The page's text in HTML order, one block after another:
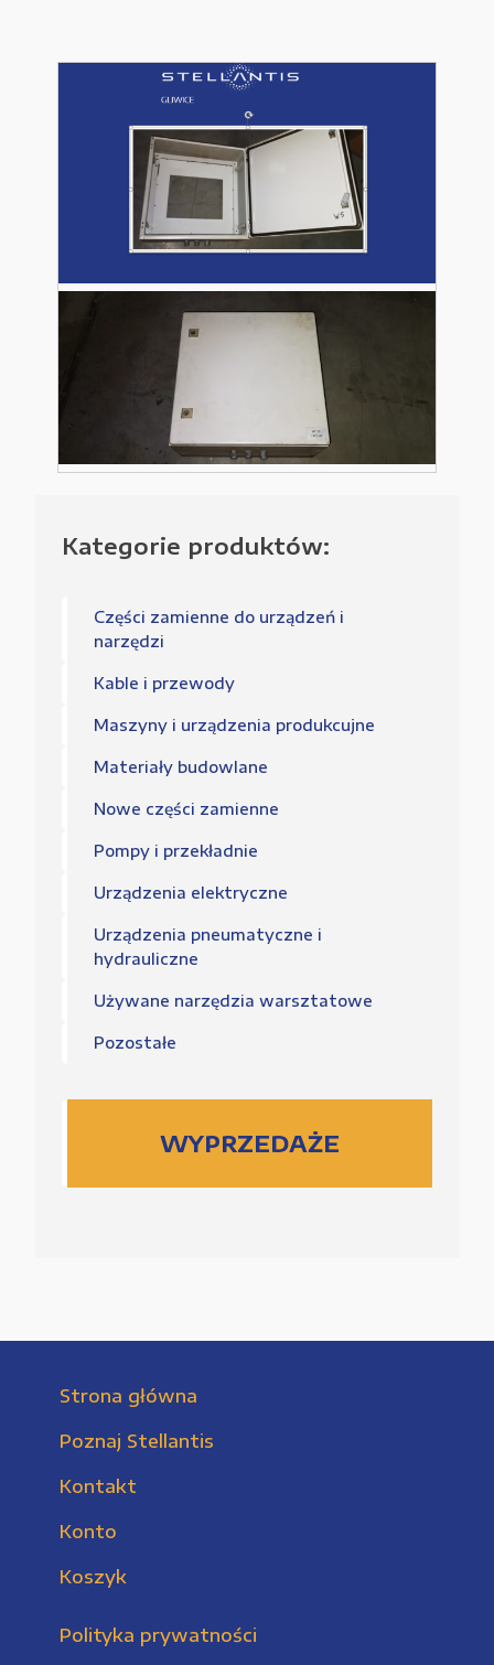
Regulamin sklepu
Polityka Prywatności
Kategorie produktów:
Części zamienne do urządzeń i
narzędzi
Kable i przewody
Maszyny i urządzenia produkcujne
Materiały budowlane
Nowe części zamienne
Pompy i przekładnie
Urządzenia elektryczne
Urządzenia pneumatyczne i
hydrauliczne
Używane narzędzia warsztatowe
Pozostałe
WYPRZEDAŻE
Strona główna
Poznaj Stellantis
Kontakt
Konto
Koszyk
Polityka prywatności